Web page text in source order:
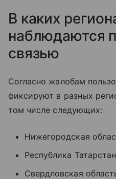
В каких
наблюдаются
связью
Согласно жалобам
фиксируют в разных
том числе следующих:
Нижегородская
Республика
Свердловская